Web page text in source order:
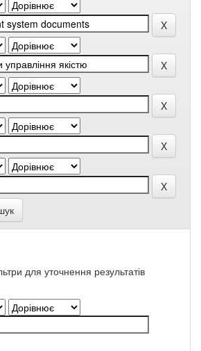
для уточнення результатів